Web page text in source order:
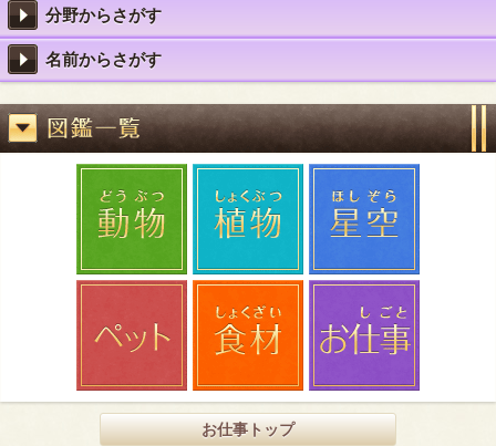
分野からさがす
名前からさがす
お仕事トップ